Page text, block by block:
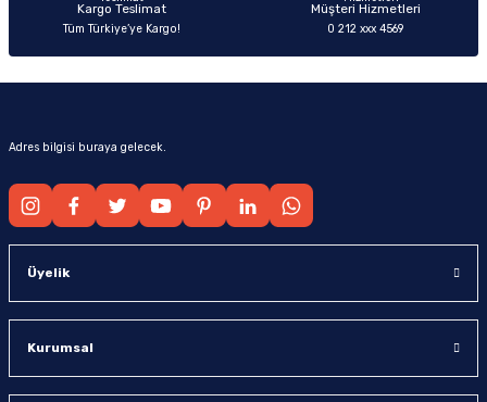
Kargo Teslimat
Tüm Türkiye’ye Kargo!
Müşteri Hizmetleri
0 212 xxx 4569
Adres bilgisi buraya gelecek.
Üyelik
Kurumsal